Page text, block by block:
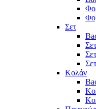
Σετ
Κολάν